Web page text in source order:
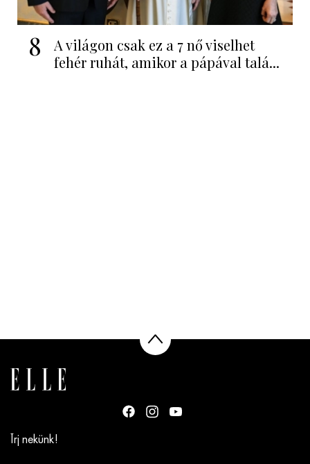
8
A világon csak ez a 7 nő viselhet
fehér ruhát, amikor a pápával talá...
Írj nekünk!